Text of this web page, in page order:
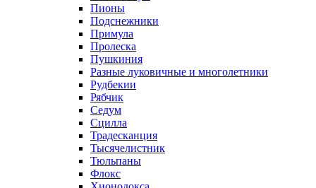
Пионы
Подснежники
Примула
Пролеска
Пушкиния
Разные луковичные и многолетники
Рудбекии
Рябчик
Седум
Сцилла
Традесканция
Тысячелистник
Тюльпаны
Флокс